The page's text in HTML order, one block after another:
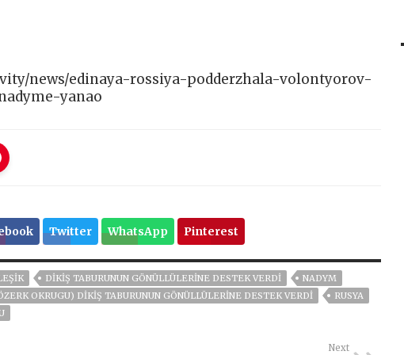
news/edinaya-rossiya-podderzhala-volontyorov-
yanao
Twitter WhatsApp Pinterest
DIKIŞ TABURUNUN GÖNÜLLÜLERINE DESTEK VERDI
NADYM
OKRUGU) DIKIŞ TABURUNUN GÖNÜLLÜLERINE DESTEK VERDI
RUSYA
Next